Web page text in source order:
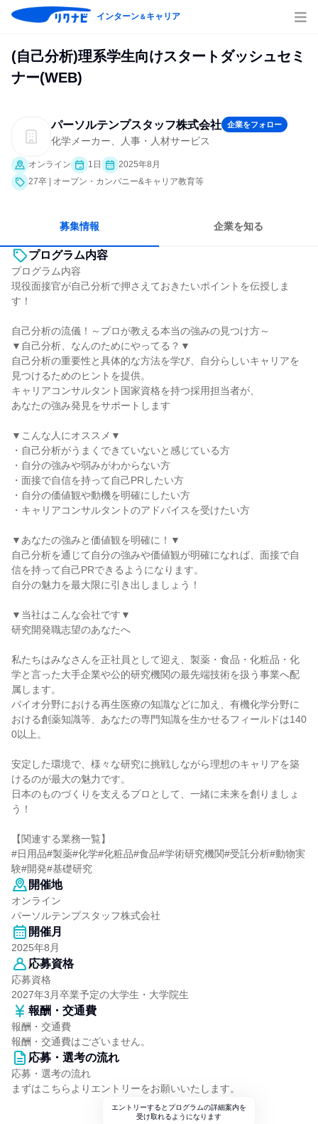
インターン＆キャリア
(自己分析)理系学生向けスタートダッシュセミ
ナー(WEB)
パーソルテンプスタッフ株式会社 企業をフォロー
化学メーカー、人事・人材サービス
オンライン 1日
2025年8月
27卒 | オープン・カンパニー&キャリア教育等
募集情報 企業を知る
プログラム内容
プログラム内容
現役面接官が自己分析で押さえておきたいポイントを伝授しま
す！
自己分析の流儀！～プロが教える本当の強みの見つけ方～
▼自己分析、なんのためにやってる？▼
自己分析の重要性と具体的な方法を学び、自分らしいキャリアを
見つけるためのヒントを提供。
キャリアコンサルタント国家資格を持つ採用担当者が、
あなたの強み発見をサポートします
▼こんな人にオススメ▼
・自己分析がうまくできていないと感じている方
・自分の強みや弱みがわからない方
・面接で自信を持って自己PRしたい方
・自分の価値観や動機を明確にしたい方
・キャリアコンサルタントのアドバイスを受けたい方
▼あなたの強みと価値観を明確に！▼
自己分析を通じて自分の強みや価値観が明確になれば、面接で自
信を持って自己PRできるようになります。
自分の魅力を最大限に引き出しましょう！
▼当社はこんな会社です▼
研究開発職志望のあなたへ
私たちはみなさんを正社員として迎え、製薬・食品・化粧品・化
学と言った大手企業や公的研究機関の最先端技術を扱う事業へ配
属します。
バイオ分野における再生医療の知識などに加え、有機化学分野に
おける創薬知識等、あなたの専門知識を生かせるフィールドは140
0以上。
安定した環境で、様々な研究に挑戦しながら理想のキャリアを築
けるのが最大の魅力です。
日本のものづくりを支えるプロとして、一緒に未来を創りましょ
う！
【関連する業務一覧】
#日用品#製薬#化学#化粧品#食品#学術研究機関#受託分析#動物実
験#開発#基礎研究
開催地
オンライン
パーソルテンプスタッフ株式会社
開催月
2025年8月
応募資格
応募資格
2027年3月卒業予定の大学生・大学院生
報酬・交通費
報酬・交通費
報酬・交通費はございません。
応募・選考の流れ
応募・選考の流れ
まずはこちらよりエントリーをお願いいたします。
エントリーするとプログラムの詳細案内を
受け取れるようになります